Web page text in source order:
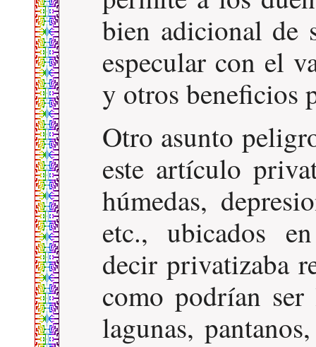
bien adicional de
especular con el
y otros beneficios
Otro asunto
este artículo
húmedas,
etc., ubicados
decir privatizaba
como podrían ser
lagunas,